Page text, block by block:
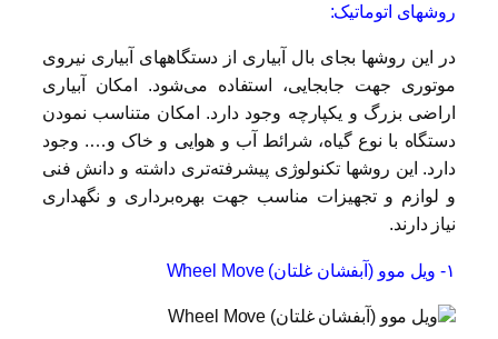
روشهای اتوماتیک:
در این روشها بجای بال آبیاری از دستگاههای آبیاری نیروی
موتوری جهت جابجایی، استفاده می‌شود. امکان آبیاری
اراضی بزرگ و یکپارچه وجود دارد. امکان متناسب نمودن
دستگاه با نوع گیاه، شرائط آب و هوایی و خاک و…. وجود
دارد. این روشها تکنولوژی پیشرفته‌تری داشته و دانش فنی
و لوازم و تجهیزات مناسب جهت بهره‌برداری ‌و نگهداری
نیاز دارند.
۱- ویل موو (آبفشان غلتان) Wheel Move